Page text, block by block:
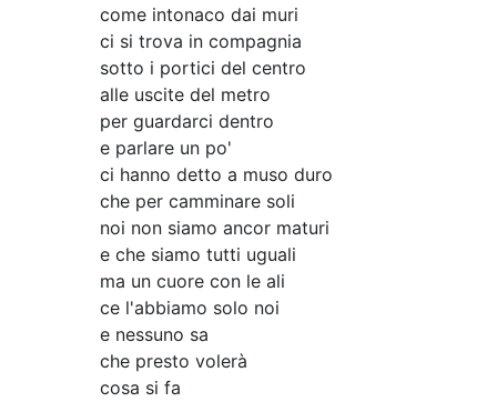
come intonaco dai muri
ci si trova in compagnia
sotto i portici del centro
alle uscite del metro
per guardarci dentro
e parlare un po'
ci hanno detto a muso duro
che per camminare soli
noi non siamo ancor maturi
e che siamo tutti uguali
ma un cuore con le ali
ce l'abbiamo solo noi
e nessuno sa
che presto volerà
cosa si fa